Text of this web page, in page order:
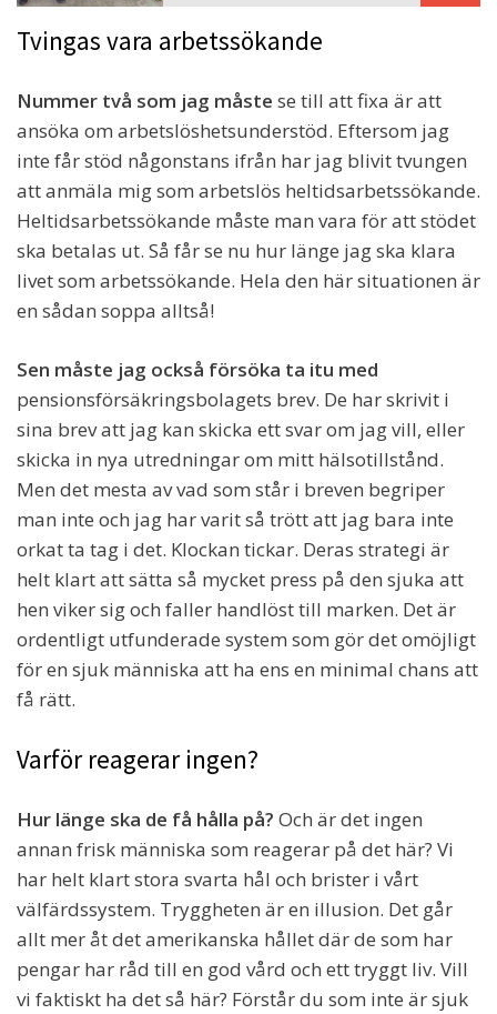
Tvingas vara arbetssökande
Nummer två som jag måste se till att fixa är att
ansöka om arbetslöshetsunderstöd. Eftersom jag
inte får stöd någonstans ifrån har jag blivit tvungen
att anmäla mig som arbetslös heltidsarbetssökande.
Heltidsarbetssökande måste man vara för att stödet
ska betalas ut. Så får se nu hur länge jag ska klara
livet som arbetssökande. Hela den här situationen är
en sådan soppa alltså!
Sen måste jag också försöka ta itu med
pensionsförsäkringsbolagets brev. De har skrivit i
sina brev att jag kan skicka ett svar om jag vill, eller
skicka in nya utredningar om mitt hälsotillstånd.
Men det mesta av vad som står i breven begriper
man inte och jag har varit så trött att jag bara inte
orkat ta tag i det. Klockan tickar. Deras strategi är
helt klart att sätta så mycket press på den sjuka att
hen viker sig och faller handlöst till marken. Det är
ordentligt utfunderade system som gör det omöjligt
för en sjuk människa att ha ens en minimal chans att
få rätt.
Varför reagerar ingen?
Hur länge ska de få hålla på? Och är det ingen
annan frisk människa som reagerar på det här? Vi
har helt klart stora svarta hål och brister i vårt
välfärdssystem. Tryggheten är en illusion. Det går
allt mer åt det amerikanska hållet där de som har
pengar har råd till en god vård och ett tryggt liv. Vill
vi faktiskt ha det så här? Förstår du som inte är sjuk